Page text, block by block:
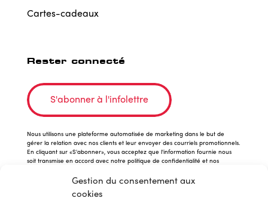
Gestion du consentement aux
cookies
Cartes-cadeaux
Rester connecté
S'abonner à l'infolettre
Nous utilisons une plateforme automatisée de marketing dans le but de
gérer la relation avec nos clients et leur envoyer des courriels promotionnels.
En cliquant sur «S'abonner», vous acceptez que l'information fournie nous
soit transmise en accord avec notre politique de confidentialité et nos